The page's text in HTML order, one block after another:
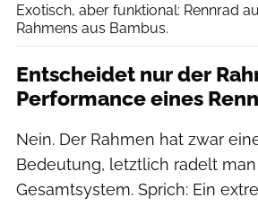
Exotisch, aber funktional: Rennrad
Rahmens aus Bambus.
Entscheidet nur der
Performance eines
Nein. Der Rahmen hat zwar
Bedeutung, letztlich radelt
Gesamtsystem. Sprich: Ein